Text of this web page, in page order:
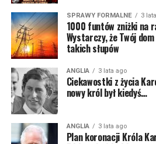
tajemnicze “pogodej mi do
przysmyczył?”. Możecie go
codziennie budzi tysiące
NIE MOŻE CIĘ TAM ZABRAKNĄĆ!
widowni jest mocno
zakupem biletów. Dostępna jest
promocyjnej cenie! ZAPRASZAMY
SPRAWY FORMALNE 3
1000 funtów zniżki na
Wystarczy, że Twój
takich słupów
ANGLIA 3 lata ago
Ciekawostki z życia
nowy król był kiedyś…
ANGLIA 3 lata ago
Plan koronacji Króla